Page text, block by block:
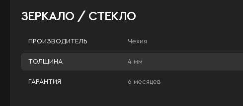
ЗЕРКАЛО / СТЕКЛО
ПРОИЗВОДИТЕЛЬ Чехия
ТОЛЩИНА 4 мм
ГАРАНТИЯ 6 месяцев